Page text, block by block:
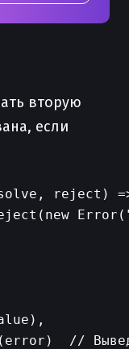
вторую
если
reject)
//